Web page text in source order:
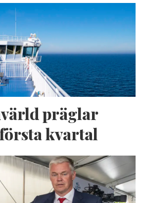
präglar
kvartal